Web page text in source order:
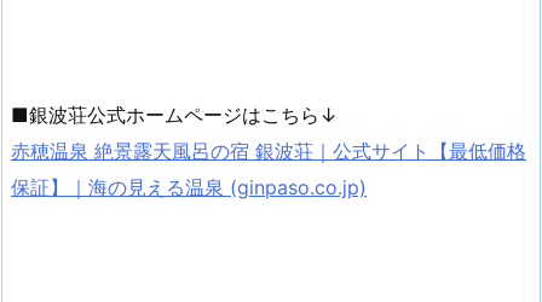
■銀波荘公式ホームページはこちら↓
赤穂温泉 絶景露天風呂の宿 銀波荘｜公式サイト【最低価格
保証】｜海の見える温泉 (ginpaso.co.jp)